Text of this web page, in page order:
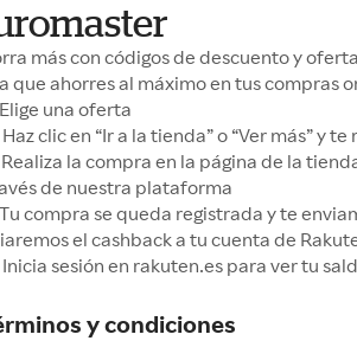
más con códigos de descuento y
que ahorres al máximo en tus compras
una oferta
clic en “Ir a la tienda” o “Ver más” y
la compra en la página de la
de nuestra plataforma
compra se queda registrada y te
el cashback a tu cuenta de
sesión en rakuten.es para ver tu
y condiciones